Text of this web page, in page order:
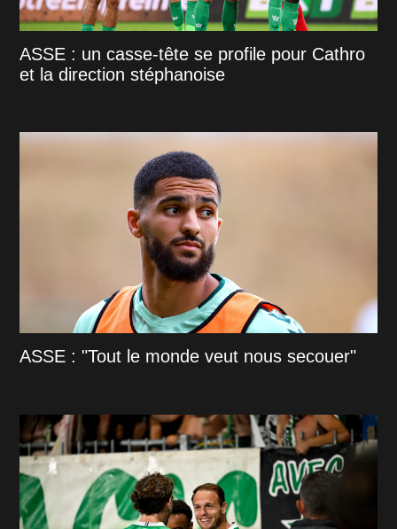
ASSE : un casse-tête se profile pour Cathro
et la direction stéphanoise
ASSE : "Tout le monde veut nous secouer"